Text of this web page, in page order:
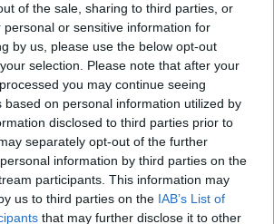
of the sale, sharing to third parties, or
personal or sensitive information for
by us, please use the below opt-out
selection. Please note that after your
you may continue seeing
based on personal information utilized by
disclosed to third parties prior to
separately opt-out of the further
information by third parties on the
participants. This information may
us to third parties on the IAB’s List of
that may further disclose it to other
de sobrecarga, enquanto o stress
elevar os níveis de cortisol e
cognitivo.
Agrela Rodrigues ressalta que não há
o ambiente digital provoque mudanças
humana. A adaptação observada,
meio da neuroplasticidade, processo
neurais se reorganizam em
Estoril Open 2026”
circuito ATP com
Luca Van Assche
atrás on 07/08/2026
Open 2026” decorreu entre os